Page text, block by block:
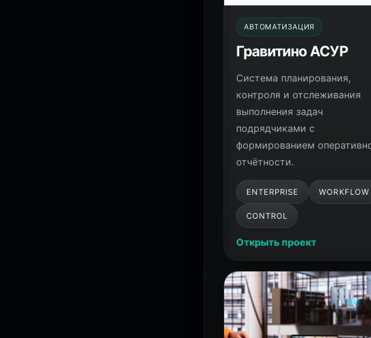
АВТОМАТИЗАЦИЯ
Гравитино АСУР
Система планирования,
контроля и отслеживания
выполнения задач
подрядчиками с
формированием
отчётности.
ENTERPRISE WORKFLOW
CONTROL
Открыть проект